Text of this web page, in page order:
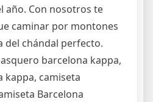
año. Con nosotros te
caminar por montones
del chándal perfecto.
barcelona kappa,
kappa, camiseta
Barcelona